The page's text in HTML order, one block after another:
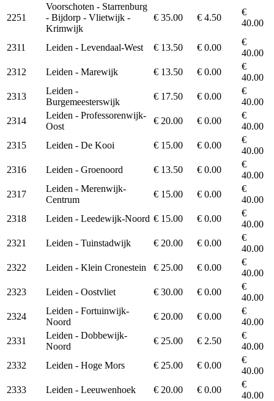
2251
Voorschoten - Starrenburg
- Bijdorp - Vlietwijk -
Krimwijk
€ 35.00 € 4.50
€
40.00
2311 Leiden - Levendaal-West € 13.50 € 0.00
€
40.00
2312
Leiden - Marewijk € 13.50 € 0.00
€
40.00
2313
Leiden -
Burgemeesterswijk
€ 17.50 € 0.00
€
40.00
2314
Leiden - Professorenwijk-
Oost
€ 20.00 € 0.00
€
40.00
2315
Leiden - De Kooi € 15.00 € 0.00
€
40.00
2316
Leiden - Groenoord € 13.50 € 0.00
€
40.00
2317
Leiden - Merenwijk-
Centrum
€ 15.00 € 0.00
€
40.00
2318
Leiden - Leedewijk-Noord € 15.00 € 0.00
€
40.00
2321
Leiden - Tuinstadwijk € 20.00 € 0.00
€
40.00
2322
Leiden - Klein Cronestein € 25.00 € 0.00
€
40.00
2323
Leiden - Oostvliet € 30.00 € 0.00
€
40.00
2324
Leiden - Fortuinwijk-
Noord
€ 20.00 € 0.00
€
40.00
2331
Leiden - Dobbewijk-
Noord
€ 25.00 € 2.50
€
40.00
2332
Leiden - Hoge Mors € 25.00 € 0.00
€
40.00
2333
Leiden - Leeuwenhoek € 20.00 € 0.00
€
40.00